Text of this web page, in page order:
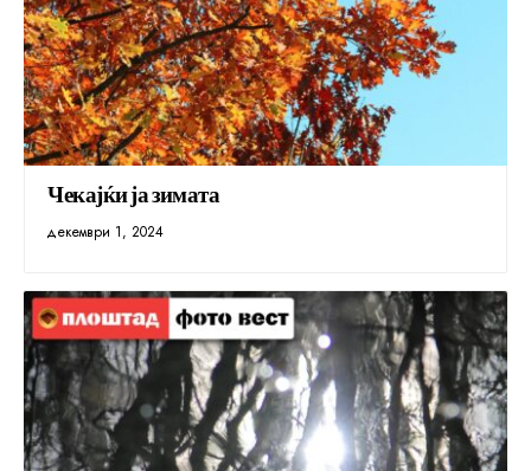
Чекајќи ја зимата
декември 1, 2024